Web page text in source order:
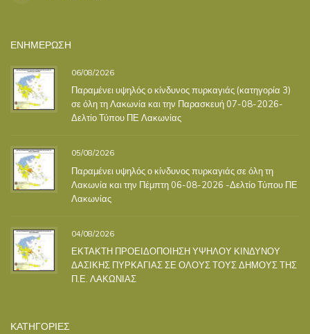
ΕΝΗΜΕΡΩΣΗ
06/08/2026
Παραμένει υψηλός ο κίνδυνος πυρκαγιάς (κατηγορία 3)
σε όλη τη Λακωνία και την Παρασκευή 07-08-2026-
Δελτίο Τύπου ΠΕ Λακωνίας
05/08/2026
Παραμένει υψηλός ο κίνδυνος πυρκαγιάς σε όλη τη
Λακωνία και την Πέμπτη 06-08-2026 -Δελτίο Τύπου ΠΕ
Λακωνίας
04/08/2026
ΕΚΤΑΚΤΗ ΠΡΟΕΙΔΟΠΟΙΗΣΗ ΥΨΗΛΟΥ ΚΙΝΔΥΝΟΥ
ΔΑΣΙΚΗΣ ΠΥΡΚΑΓΙΑΣ ΣΕ ΟΛΟΥΣ ΤΟΥΣ ΔΗΜΟΥΣ ΤΗΣ
Π.Ε. ΛΑΚΩΝΙΑΣ
ΚΑΤΗΓΟΡΙΕΣ